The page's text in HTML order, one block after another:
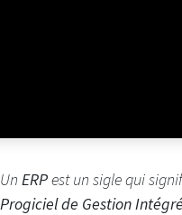
Un ERPest un sigle qui
Progiciel de Gestion